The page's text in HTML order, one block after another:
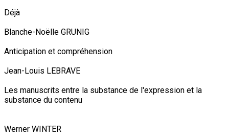
Déjà
Blanche-Noëlle GRUNIG
Anticipation et compréhension
Jean-Louis LEBRAVE
Les manuscrits entre la substance de l'expression et la
substance du contenu
Werner WINTER